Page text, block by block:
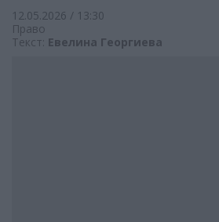
12.05.2026 / 13:30
Право
Текст: Евелина Георгиева